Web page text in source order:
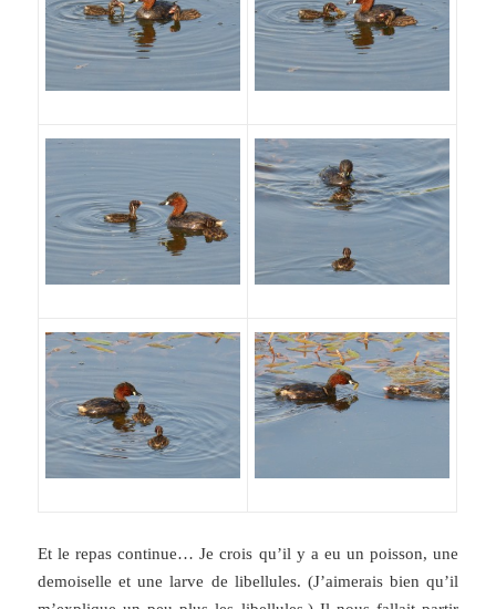
Et le repas continue… Je crois qu’il y a eu un poisson, une
demoiselle et une larve de libellules. (J’aimerais bien qu’il